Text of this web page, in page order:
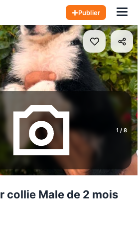
Publier
1 / 8
collie Male de 2 mois